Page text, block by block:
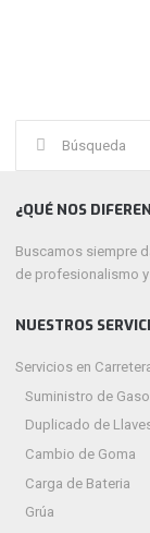
¿QUÉ NOS
Buscamos siempre
de profesionalismo
NUESTROS
Servicios en
Suministro de
Duplicado de
Cambio de Goma
Carga de Bateria
Grúa